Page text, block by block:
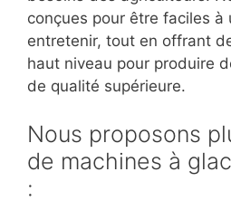
conçues pour être faciles à
entretenir, tout en offrant
haut niveau pour produire
de qualité supérieure.
Nous proposons
de machines à
: